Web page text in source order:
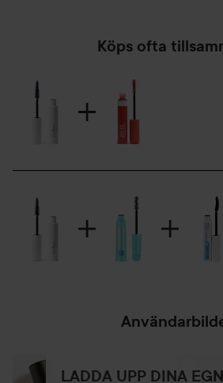
Köps ofta
LADDA UPP DINA